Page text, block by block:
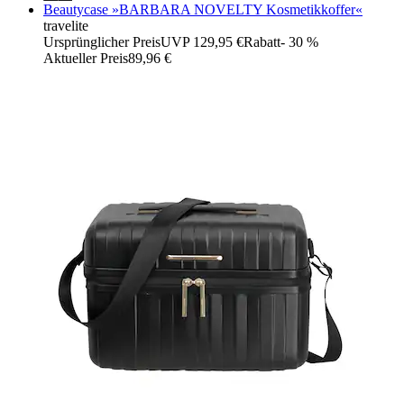
Beautycase »BARBARA NOVELTY Kosmetikkoffer«
travelite
Ursprünglicher PreisUVP 129,95 €Rabatt- 30 %
Aktueller Preis89,96 €